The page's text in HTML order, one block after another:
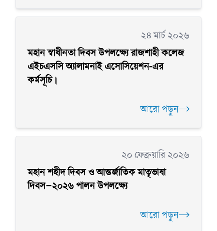
২৪ মার্চ ২০২৬
মহান স্বাধীনতা দিবস উপলক্ষ্যে রাজশাহী কলেজ
এইচএসসি অ্যালামনাই এসোসিয়েশন-এর
কর্মসূচি।
আরো পড়ুন
২০ ফেব্রুয়ারি ২০২৬
মহান শহীদ দিবস ও আন্তর্জাতিক মাতৃভাষা
দিবস–২০২৬ পালন উপলক্ষ্যে
আরো পড়ুন